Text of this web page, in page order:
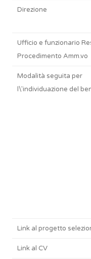
Direzione
Ufficio e funzionario
Procedimento Amm.vo
Modalità seguita per
l\'individuazione del
Link al progetto
Link al CV